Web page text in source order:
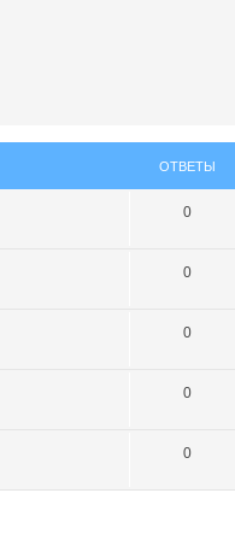
ОТВЕТЫ
0
0
0
0
0